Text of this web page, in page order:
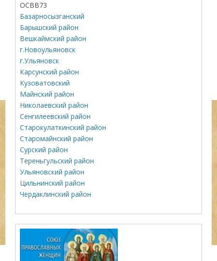
ОСВВ73
Базарносызганский
Барышский район
Вешкаймский район
г.Новоульяновск
г.Ульяновск
Карсунский район
Кузоватовский
Майнский район
Николаевский район
Сенгилеевский район
Старокулаткинский район
Старомайнский район
Сурский район
Тереньгульский район
Ульяновский район
Цильнинский район
Чердаклинский район